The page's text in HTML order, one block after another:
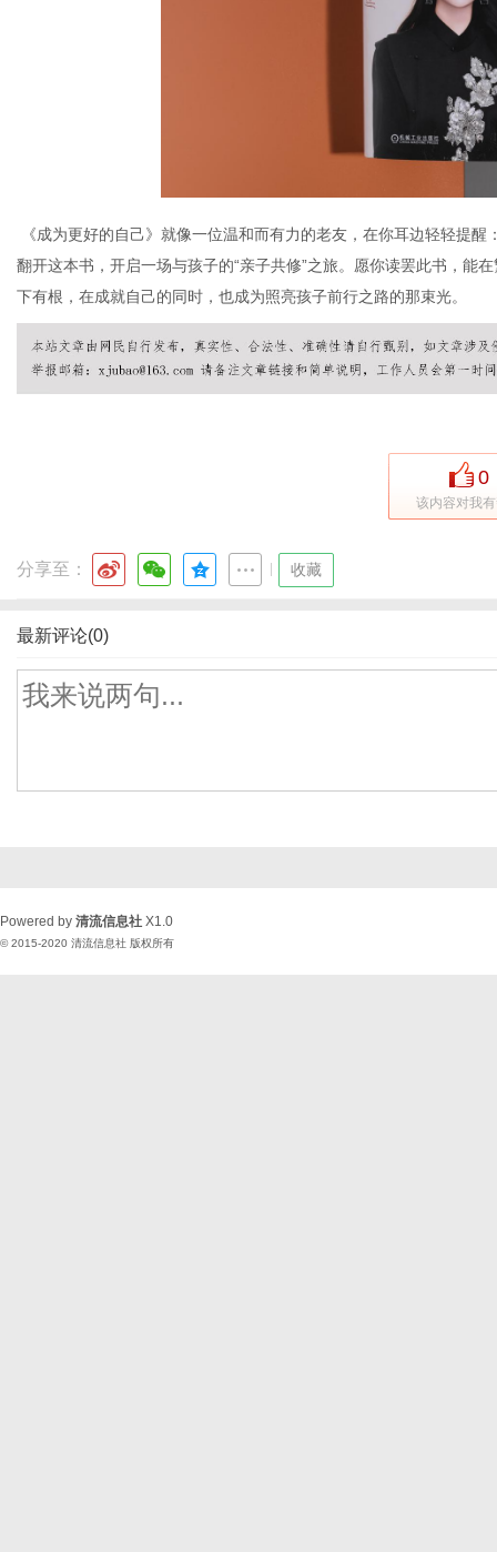
《成为更好的自己》就像一位温和而有力的老友，在你耳边轻轻提
翻开这本书，开启一场与孩子的“亲子共修”之旅。愿你读罢此书，能
下有根，在成就自己的同时，也成为照亮孩子前行之路的那束光。
0
该内容对我
分享至： 收藏
最新评论(0)
Powered by 清流信息社 X1.0
© 2015-2020 清流信息社 版权所有